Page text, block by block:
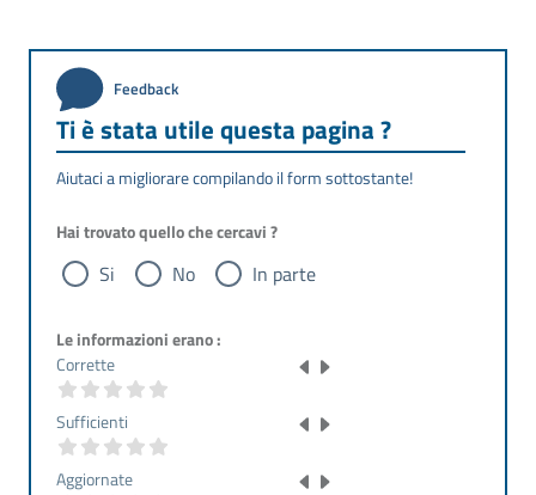
Feedback
Ti è stata utile questa pagina ?
Aiutaci a migliorare compilando il form sottostante!
Hai trovato quello che cercavi ?
Si No In parte
Le informazioni erano :
Corrette
Sufficienti
Aggiornate